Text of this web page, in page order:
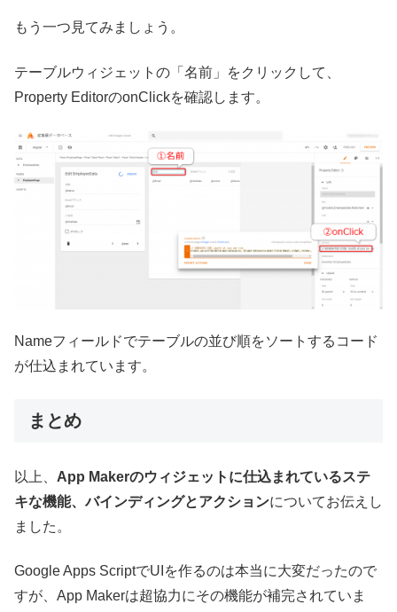
もう一つ見てみましょう。
テーブルウィジェットの「名前」をクリックして、
Property EditorのonClickを確認します。
Nameフィールドでテーブルの並び順をソートするコード
が仕込まれています。
まとめ
以上、 App Makerのウィジェットに仕込まれているステ
キな機能、バインディングとアクションについてお伝えし
ました。
Google Apps ScriptでUIを作るのは本当に大変だったので
すが、App Makerは超協力にその機能が補完されていま